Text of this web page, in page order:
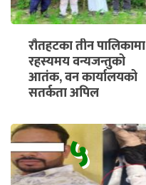
रौतहटका तीन पालिकामा
रहस्यमय वन्यजन्तुको
आतंक, वन कार्यालयको
सतर्कता अपिल
५